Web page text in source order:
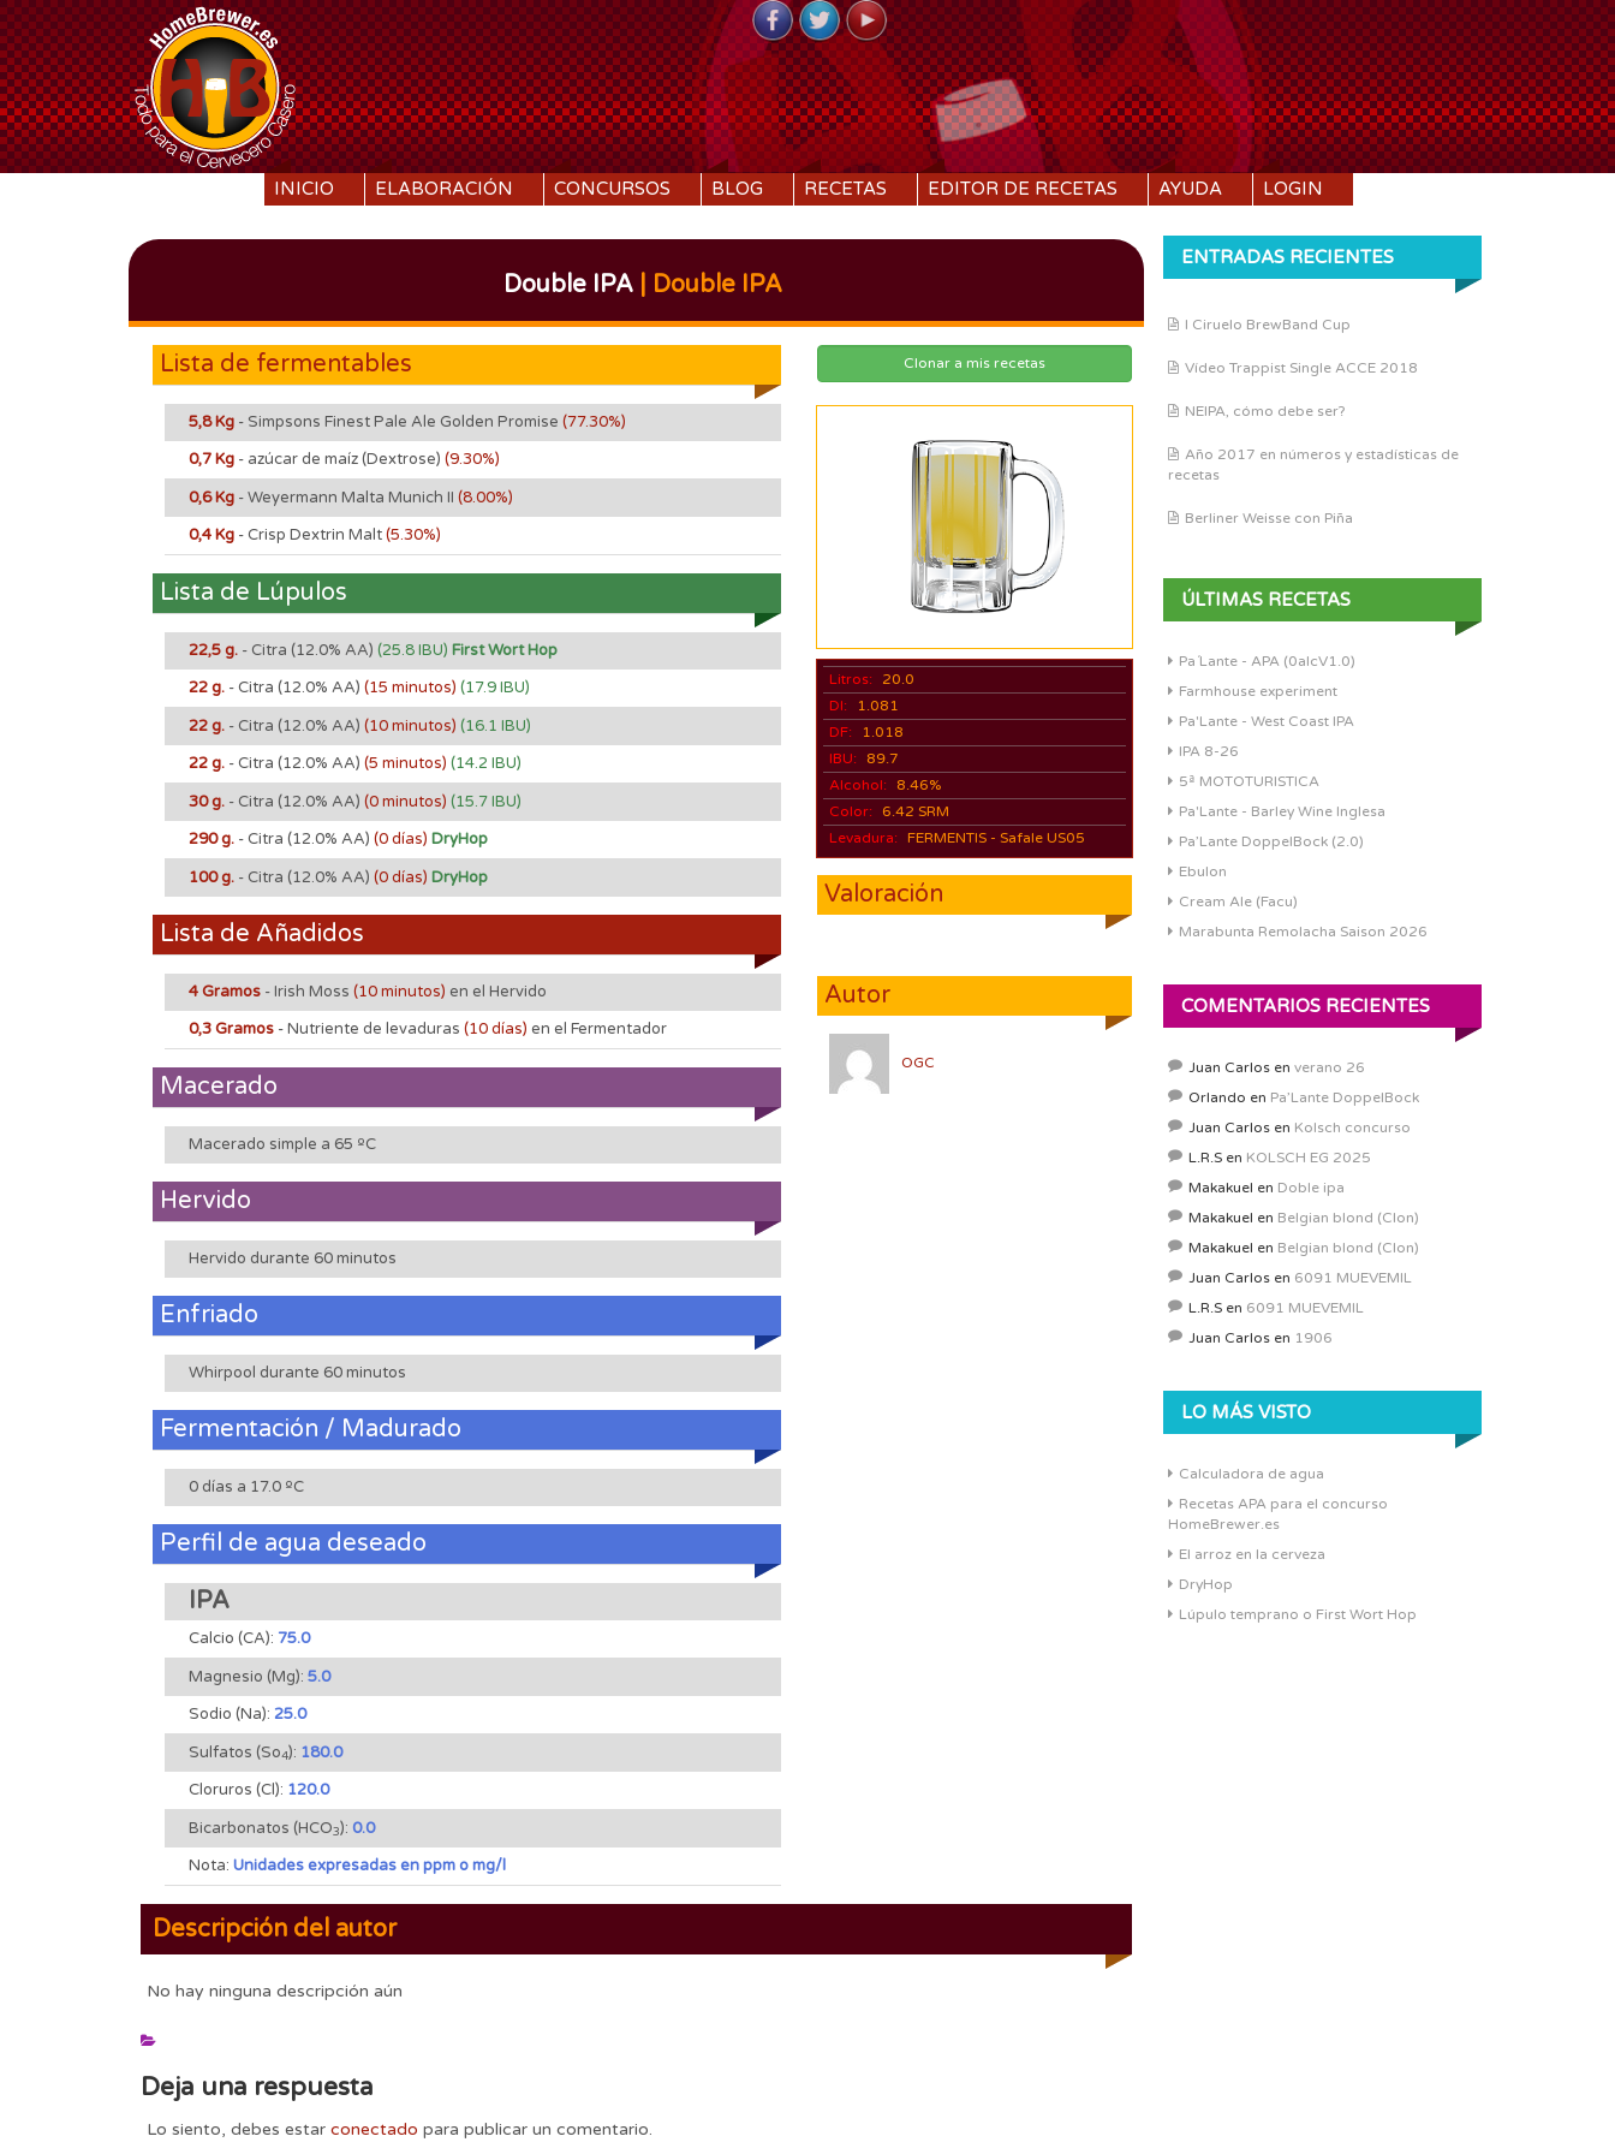
SKIP TO CONTENT
INICIO ELABORACIÓN CONCURSOS BLOG RECETAS EDITOR DE RECETAS AYUDA LOGIN
Double IPA| Double IPA
Lista de fermentables
5,8 Kg - Simpsons Finest Pale Ale Golden Promise (77.30%)
0,7 Kg - azúcar de maíz (Dextrose) (9.30%)
0,6 Kg - Weyermann Malta Munich II (8.00%)
0,4 Kg - Crisp Dextrin Malt(5.30%)
Lista de Lúpulos
22,5 g. - Citra (12.0% AA) (25.8 IBU) First Wort Hop
22 g. - Citra (12.0% AA) (15 minutos) (17.9 IBU)
22 g. - Citra (12.0% AA) (10 minutos) (16.1 IBU)
22 g. - Citra (12.0% AA) (5 minutos) (14.2 IBU)
30 g. - Citra (12.0% AA) (0 minutos) (15.7 IBU)
290 g. - Citra (12.0% AA) (0 días) DryHop
100 g. - Citra (12.0% AA) (0 días) DryHop
Lista de Añadidos
4 Gramos - Irish Moss (10 minutos) en el Hervido
0,3 Gramos - Nutriente de levaduras (10 días) en el Fermentador
Macerado
Macerado simple a 65 ºC
Hervido
Hervido durante 60 minutos
Enfriado
Whirpool durante 60 minutos
Fermentación / Madurado
0 días a 17.0 ºC
Perfil de agua deseado
IPA
Calcio (CA): 75.0
Magnesio (Mg): 5.0
Sodio (Na): 25.0
Sulfatos (So4): 180.0
Cloruros (Cl): 120.0
Bicarbonatos (HCO3): 0.0
Nota: Unidades expresadas en ppm o mg/l
Clonar a mis recetas
Litros:
20.0
DI:
1.081
DF:
1.018
IBU:
89.7
Alcohol:
8.46%
Color:
6.42 SRM
Levadura: FERMENTIS - Safale US05
Valoración
Autor
OGC
Descripción del autor
No hay ninguna descripción aún
Deja una respuesta
Lo siento, debes estar conectado para publicar un comentario.
ENTRADAS RECIENTES
I Ciruelo BrewBand Cup
Vídeo Trappist Single ACCE 2018
NEIPA, cómo debe ser?
Año 2017 en números y estadísticas de
recetas
Berliner Weisse con Piña
ÚLTIMAS RECETAS
Pa´Lante - APA (0alcV1.0)
Farmhouse experiment
Pa'Lante - West Coast IPA
IPA 8-26
5ª MOTOTURISTICA
Pa'Lante - Barley Wine Inglesa
Pa’Lante DoppelBock (2.0)
Ebulon
Cream Ale (Facu)
Marabunta Remolacha Saison 2026
COMENTARIOS RECIENTES
Juan Carlos en verano 26
Orlando en Pa’Lante DoppelBock
Juan Carlos en Kolsch concurso
L.R.S en KOLSCH EG 2025
Makakuel en Doble ipa
Makakuel en Belgian blond (Clon)
Makakuel en Belgian blond (Clon)
Juan Carlos en 6091 MUEVEMIL
L.R.S en 6091 MUEVEMIL
Juan Carlos en 1906
LO MÁS VISTO
Calculadora de agua
Recetas APA para el concurso
HomeBrewer.es
El arroz en la cerveza
DryHop
Lúpulo temprano o First Wort Hop